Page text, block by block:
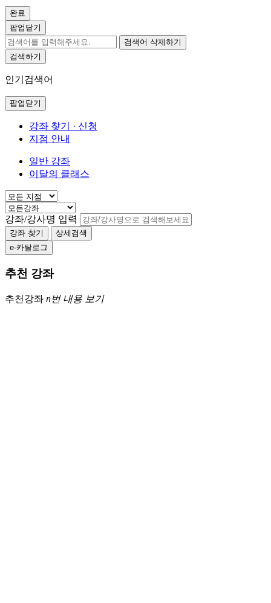
완료
팝업닫기
검색어 삭제하기
검색하기
인기검색어
팝업닫기
강좌 찾기 · 신청
지점 안내
일반 강좌
이달의 클래스
강좌/강사명 입력
강좌 찾기
상세검색
e-카탈로그
추천 강좌
추천강좌 n번 내용 보기